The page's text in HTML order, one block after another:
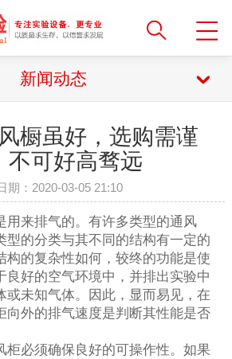
新闻动态
橱虽好，选购需谨
不可好高骛远
期：2020-03-05 21:10
用来排气的。有许多类型的通风
型的分类与其不同的结构有一定的
构的复杂性如何，较终的功能是使
良好的空气环境中，并排出实验中
或未知气体。因此，显而易见，在
向外的排气速度是判断其性能是否
柜必须确保良好的可操作性。如果